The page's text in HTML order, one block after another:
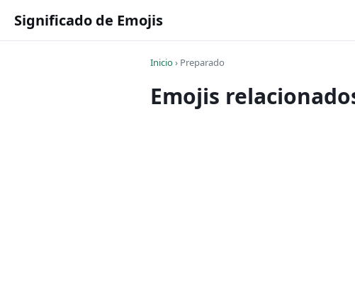
Significado de Emojis
Inicio› Preparado
Emojis